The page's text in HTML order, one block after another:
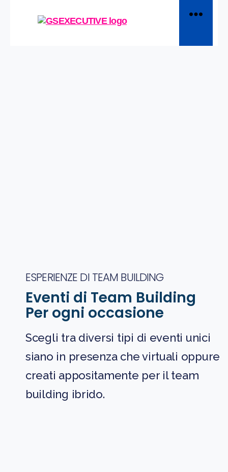
ESPERIENZE DI TEAM BUILDING
Eventi di Team Building
Per ogni occasione
Scegli tra diversi tipi di eventi unici
siano in presenza che virtuali oppure
creati appositamente per il team
building ibrido.